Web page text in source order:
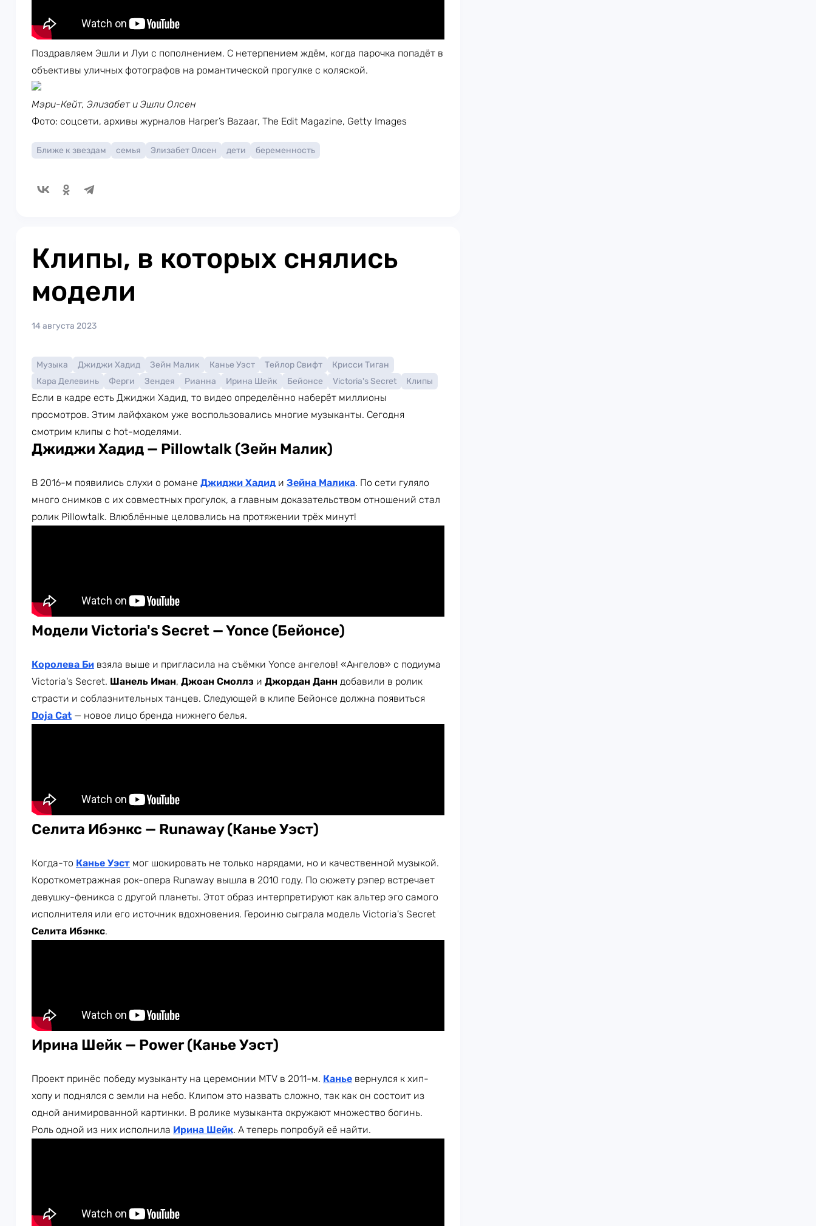
Поздравляем Эшли и Луи с пополнением. С нетерпением ждём, когда парочка попадёт в
объективы уличных фотографов на романтической прогулке с коляской.
Мэри-Кейт, Элизабет и Эшли Олсен
Фото: соцсети, архивы журналов Harper’s Bazaar, The Edit Magazine, Getty Images
Ближе к звездам семья Элизабет Олсен дети беременность
Клипы, в которых снялись
модели
14 августа 2023
Музыка Джиджи Хадид Зейн Малик Канье Уэст Тейлор Свифт
Крисси Тиган
Кара Делевинь
Ферги Зендея Рианна Ирина Шейк Бейонсе Victoria's Secret Клипы
Если в кадре есть Джиджи Хадид, то видео определённо наберёт миллионы
просмотров. Этим лайфхаком уже воспользовались многие музыканты. Сегодня
смотрим клипы с hot-моделями.
Джиджи Хадид — Pillowtalk (Зейн Малик)
В 2016-м появились слухи о романе Джиджи Хадид и Зейна Малика. По сети гуляло
много снимков с их совместных прогулок, а главным доказательством отношений стал
ролик Pillowtalk. Влюблённые целовались на протяжении трёх минут!
Модели Victoria's Secret — Yonce (Бейонсе)
Королева Би взяла выше и пригласила на съёмки Yonce ангелов! «Ангелов» с подиума
Victoria's Secret. Шанель Иман, Джоан Смоллз и Джордан Данн добавили в ролик
страсти и соблазнительных танцев. Следующей в клипе Бейонсе должна появиться
Doja Cat — новое лицо бренда нижнего белья.
Селита Ибэнкс — Runaway (Канье Уэст)
Когда-то Канье Уэст мог шокировать не только нарядами, но и качественной музыкой.
Короткометражная рок-опера Runaway вышла в 2010 году. По сюжету рэпер встречает
девушку-феникса с другой планеты. Этот образ интерпретируют как альтер эго самого
исполнителя или его источник вдохновения. Героиню сыграла модель Victoria's Secret
Селита Ибэнкс.
Ирина Шейк — Power (Канье Уэст)
Проект принёс победу музыканту на церемонии MTV в 2011-м. Канье вернулся к хип-
хопу и поднялся с земли на небо. Клипом это назвать сложно, так как он состоит из
одной анимированной картинки. В ролике музыканта окружают множество богинь.
Роль одной из них исполнила Ирина Шейк. А теперь попробуй её найти.